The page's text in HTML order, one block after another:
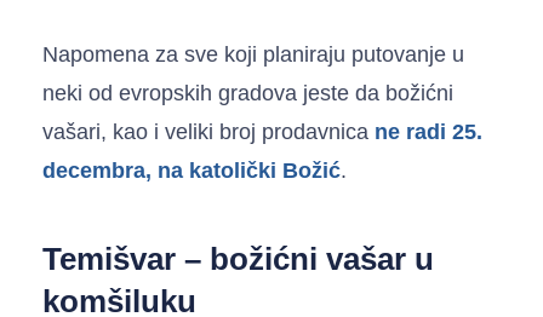
Napomena za sve koji planiraju putovanje u
neki od evropskih gradova jeste da božićni
vašari, kao i veliki broj prodavnica ne radi 25.
decembra, na katolički Božić.
Temišvar – božićni vašar u
komšiluku